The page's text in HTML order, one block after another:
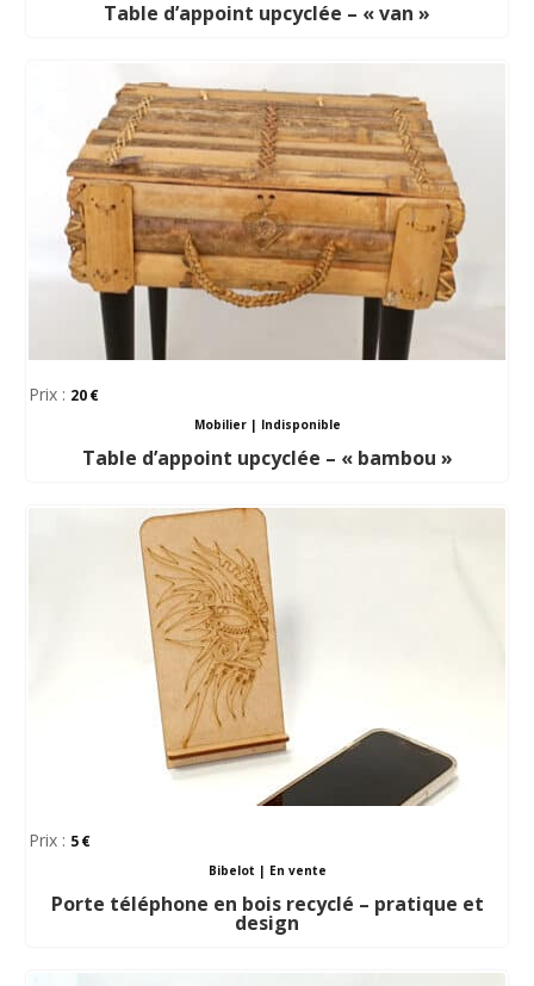
Table d’appoint upcyclée – « van »
Prix : 20
Mobilier| Indisponible
Table d’appoint upcyclée – « bambou »
Prix : 5
Bibelot | En vente
Porte téléphone en bois recyclé – pratique et
design